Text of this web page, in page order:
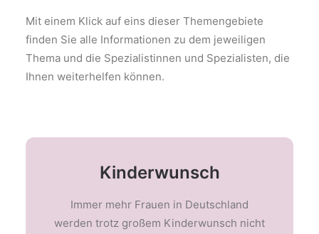
Mit einem Klick auf eins dieser Themengebiete
finden Sie alle Informationen zu dem jeweiligen
Thema und die Spezialistinnen und Spezialisten, die
Ihnen weiterhelfen können.
Kinderwunsch
Immer mehr Frauen in Deutschland
werden trotz großem Kinderwunsch nicht